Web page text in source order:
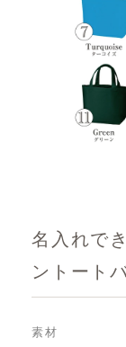
名入れで
ントート
素材